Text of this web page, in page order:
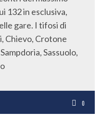
132 in esclusiva,
gare. I tifosi di
Chievo, Crotone
Sassuolo,
0